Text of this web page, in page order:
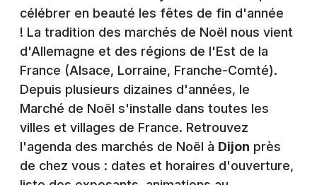
célébrer en beauté les fêtes de fin d'année
! La tradition des marchés de Noël nous vient
d'Allemagne et des régions de l'Est de la
France (Alsace, Lorraine, Franche-Comté).
Depuis plusieurs dizaines d'années, le
Marché de Noël s'installe dans toutes les
villes et villages de France. Retrouvez
l'agenda des marchés de Noël à Dijon près
de chez vous : dates et horaires d'ouverture,